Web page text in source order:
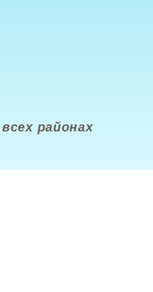
районах